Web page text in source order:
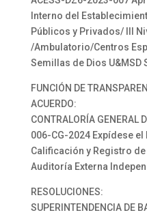
Interno del
Públicos y Privados/ III
/Ambulatorio/Centros
Semillas de Dios U&MSD
FUNCIÓN DE
ACUERDO:
CONTRALORÍA GENERAL
006-CG-2024 Expídese
Calificación y Registro
Auditoría Externa
RESOLUCIONES:
SUPERINTENDENCIA DE